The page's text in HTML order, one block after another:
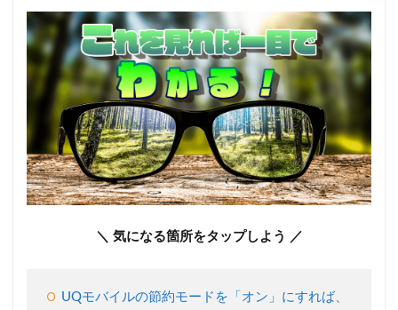
UQmobile
の「節約
モード」
とは
2.1
契約
プラ
ンに
より
異な
る
UQモ
＼ 気になる箇所をタップしよう ／
UQモバイルの節約モードを「オン」にすれば、